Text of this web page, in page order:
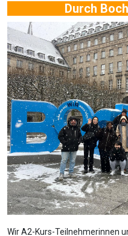
Durch
Wir A2-Kurs-Teilnehmerinnen